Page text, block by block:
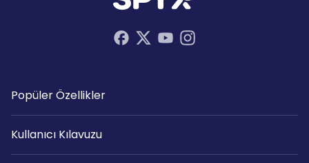
Popüler Özellikler
Kullanıcı Kılavuzu